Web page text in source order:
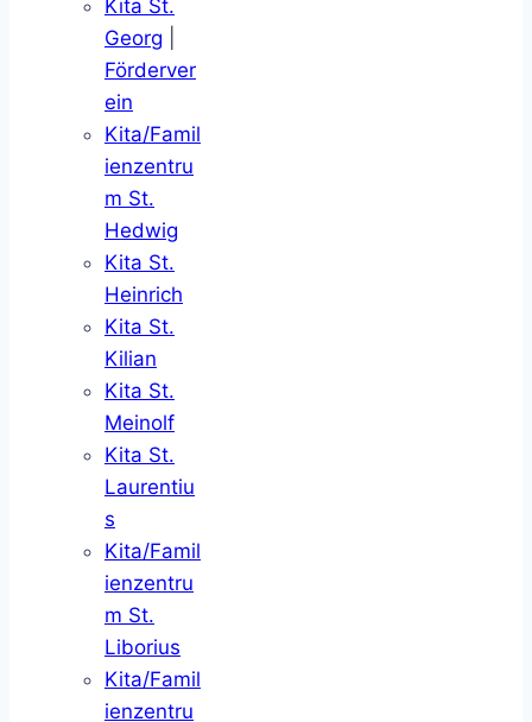
Kita St.
Georg
Förderver
ein
Kita/Famil
ienzentru
m St.
Hedwig
Kita St.
Heinrich
Kita St.
Kilian
Kita St.
Meinolf
Kita St.
Laurentiu
s
Kita/Famil
ienzentru
m St.
Liborius
Kita/Famil
ienzentru